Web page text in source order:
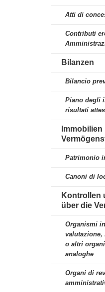
Atti di
Contributi
Bilanzen
Bilancio
Piano degli
risultati
Immobilien
Patrimonio
Canoni di
Kontrollen
über die
Organismi
valutazione,
o altri
analoghe
Organi di